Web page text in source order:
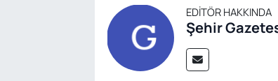
EDITÖR HAKKINDA
Şehir